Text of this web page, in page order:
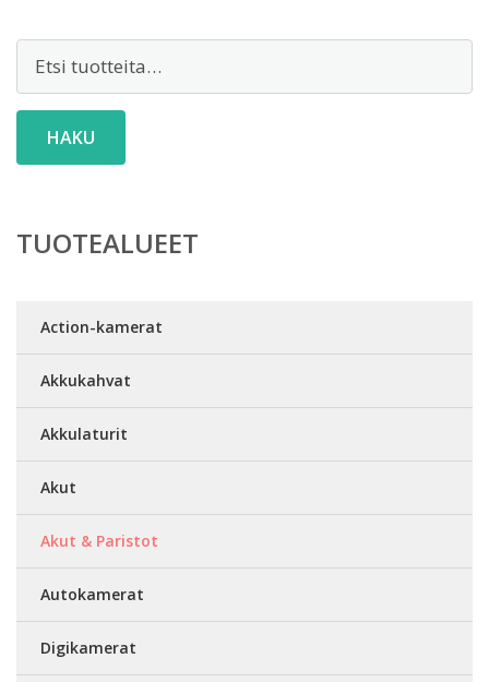
Etsi:
HAKU
TUOTEALUEET
Action-kamerat
Akkukahvat
Akkulaturit
Akut
Akut & Paristot
Autokamerat
Digikamerat